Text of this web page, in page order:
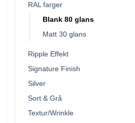
RAL farger
Blank 80 glans
Matt 30 glans
Ripple Effekt
Signature Finish
Silver
Sort & Grå
Textur/Wrinkle